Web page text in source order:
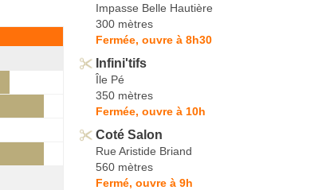
Impasse Belle Hautière
300 mètres
Fermée, ouvre à 8h30
Infini'tifs
Île Pé
350 mètres
Fermée, ouvre à 10h
Coté Salon
Rue Aristide Briand
560 mètres
Fermé, ouvre à 9h